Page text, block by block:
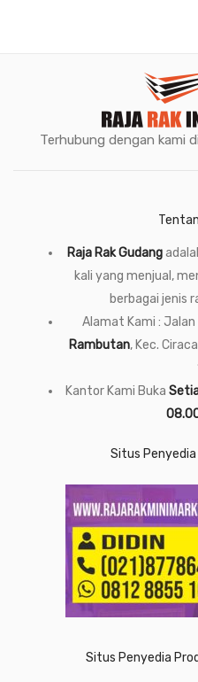
Terhubung dengan kami
Raja Rak Gudang
kali yang menjual,
berbagai jenis
Alamat Kami : Jalan
Rambutan, Kec.
Kantor Kami Buka
Situs
Situs Penyedia